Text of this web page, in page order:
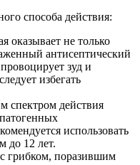
способа действия:
оказывает не только
антисептический
зуд и
избегать
спектром действия
использовать
до 12 лет.
грибком, поразившим